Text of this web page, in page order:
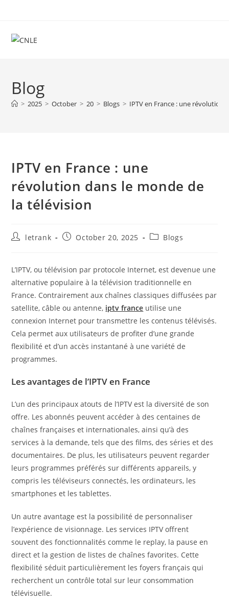
content
Blog
> 2025 > October > 20 > Blogs > IPTV en France : une révolution
IPTV en France : une
révolution dans le monde de
la télévision
Postletrank
PostOctober 20, 2025
PostBlogs
L’IPTV, ou télévision par protocole Internet, est devenue une
alternative populaire à la télévision traditionnelle en
France. Contrairement aux chaînes classiques diffusées par
satellite, câble ou antenne, iptv france utilise une
connexion Internet pour transmettre les contenus télévisés.
Cela permet aux utilisateurs de profiter d’une grande
flexibilité et d’un accès instantané à une variété de
programmes.
Les avantages de l’IPTV en France
L’un des principaux atouts de l’IPTV est la diversité de son
offre. Les abonnés peuvent accéder à des centaines de
chaînes françaises et internationales, ainsi qu’à des
services à la demande, tels que des films, des séries et des
documentaires. De plus, les utilisateurs peuvent regarder
leurs programmes préférés sur différents appareils, y
compris les téléviseurs connectés, les ordinateurs, les
smartphones et les tablettes.
Un autre avantage est la possibilité de personnaliser
l’expérience de visionnage. Les services IPTV offrent
souvent des fonctionnalités comme le replay, la pause en
direct et la gestion de listes de chaînes favorites. Cette
flexibilité séduit particulièrement les foyers français qui
recherchent un contrôle total sur leur consommation
télévisuelle.